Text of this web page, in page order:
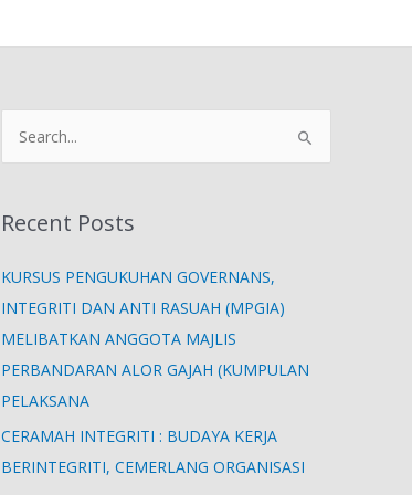
rRecent Posts
KURSUS PENGUKUHAN GOVERNANS,
INTEGRITI DAN ANTI RASUAH (MPGIA)
MELIBATKAN ANGGOTA MAJLIS
PERBANDARAN ALOR GAJAH (KUMPULAN
PELAKSANA
CERAMAH INTEGRITI : BUDAYA KERJA
BERINTEGRITI, CEMERLANG ORGANISASI